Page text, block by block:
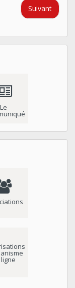
Suivant
Le